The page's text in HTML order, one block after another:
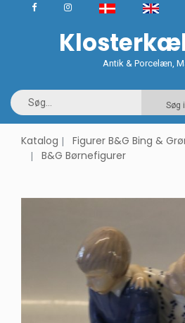
Antik & Porcelæn,
Søg
Katalog
Figurer B&G Bing &
B&G Børnefigurer